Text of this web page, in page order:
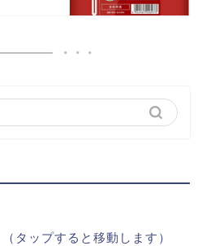
タップすると移動します）